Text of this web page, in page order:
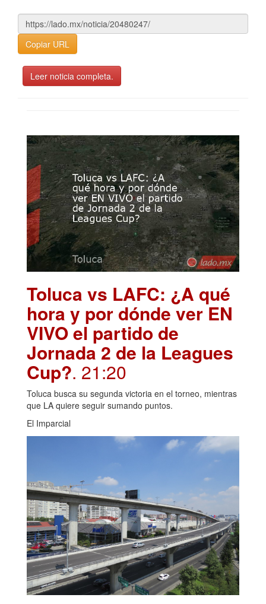
Copiar URL
Leer noticia completa.
Toluca vs LAFC: ¿A qué
hora y por dónde ver EN
VIVO el partido de
Jornada 2 de la Leagues
Cup?. 21:20
Toluca busca su segunda victoria en el torneo, mientras
que LA quiere seguir sumando puntos.
El Imparcial